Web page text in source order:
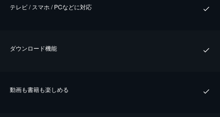
テレビ / スマホ / PCなどに対応
ダウンロード機能
動画も書籍も楽しめる